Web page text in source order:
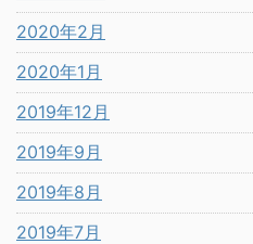
2020年2月
2020年1月
2019年12月
2019年9月
2019年8月
2019年7月